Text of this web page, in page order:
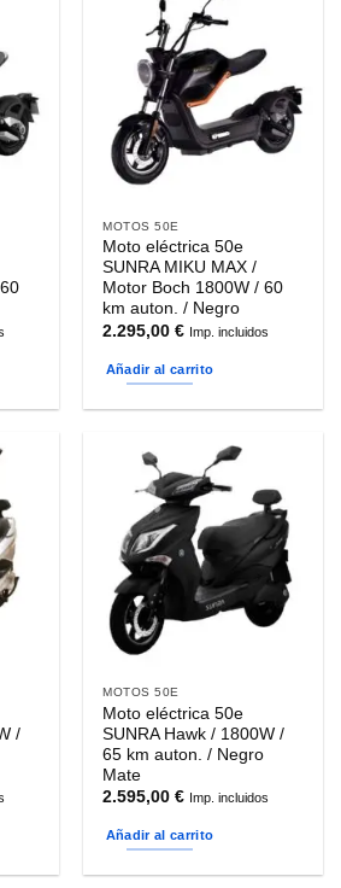
MOTOS 50E
Moto eléctrica 50e
SUNRA MIKU MAX /
Motor Boch 1800W / 60
km auton. / Negro
2.295,00€ Imp. incluidos
Añadir al carrito
/
MOTOS 50E
Moto eléctrica 50e
SUNRA Hawk / 1800W /
65 km auton. / Negro
Mate
2.595,00€ Imp. incluidos
Añadir al carrito